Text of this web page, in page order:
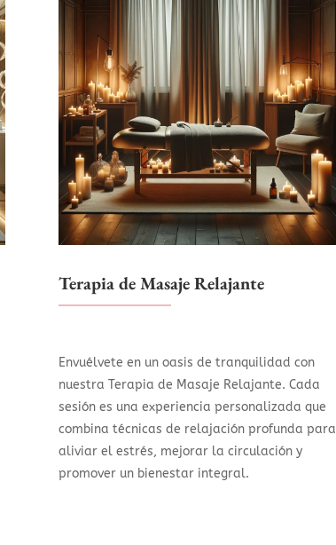
Terapia de Masaje Relajante
Envuélvete en un oasis de tranquilidad con
nuestra Terapia de Masaje Relajante. Cada
sesión es una experiencia personalizada que
combina técnicas de relajación profunda para
aliviar el estrés, mejorar la circulación y
promover un bienestar integral.